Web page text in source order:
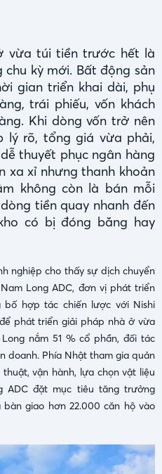
vừa túi tiền trước hết là
kỳ mới. Bất động sản
gian triển khai dài, phụ
trái phiếu, vốn khách
Khi dòng vốn trở nên
lý rõ, tổng giá vừa phải,
thuyết phục ngân hàng
xa xỉ nhưng thanh khoản
không còn là bán mỗi
tiền quay nhanh đến
có bị đóng băng hay
nghiệp cho thấy sự dịch chuyển
Long ADC, đơn vị phát triển
bố hợp tác chiến lược với Nishi
phát triển giải pháp nhà ở vừa
nắm 51 % cổ phần, đối tác
doanh. Phía Nhật tham gia quản
vận hành, lựa chọn vật liệu
ADC đặt mục tiêu tăng trưởng
giao hơn 22.000 căn hộ vào